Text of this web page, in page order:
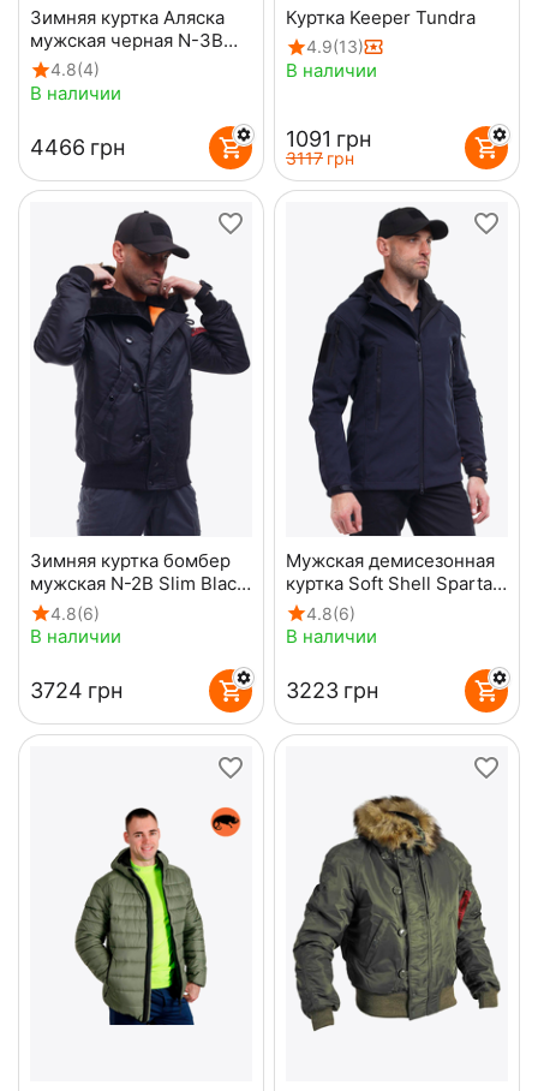
Зимняя куртка Аляска
мужская черная N-3B
Top Gun Black
4.8(4)
В наличии
‍4466‍ грн
Куртка Keeper Tundra
4.9(13)
В наличии
‍1091‍ грн
‍3117‍ грн
Зимняя куртка бомбер
мужская N-2B Slim Black
черная
4.8(6)
В наличии
‍3724‍ грн
Мужская демисезонная
куртка Soft Shell Spartan
Navy
4.8(6)
В наличии
‍3223‍ грн